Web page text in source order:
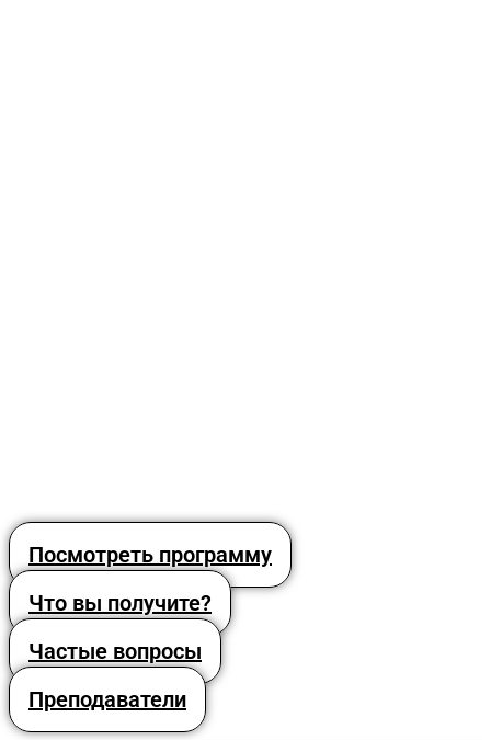
Посмотреть программу
Что вы получите?
Частые вопросы
Преподаватели